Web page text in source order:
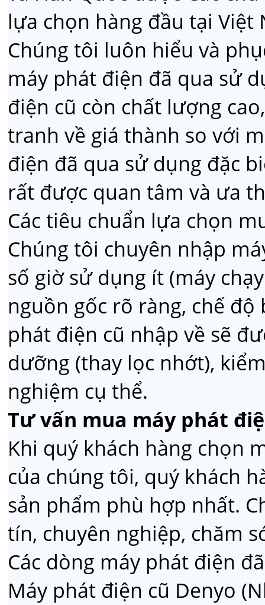
lựa chọn hàng đầu tại Việt
Chúng tôi luôn hiểu và
máy phát điện đã qua sử
điện cũ còn chất lượng
tranh về giá thành so với
điện đã qua sử dụng đặc
rất được quan tâm và ưa
Các tiêu chuẩn lựa chọn
Chúng tôi chuyên nhập
số giờ sử dụng ít (máy
nguồn gốc rõ ràng, chế
phát điện cũ nhập về sẽ
dưỡng (thay lọc nhớt),
nghiệm cụ thể.
Tư vấn mua máy phát
Khi quý khách hàng chọn
của chúng tôi, quý khách
sản phẩm phù hợp nhất.
tín, chuyên nghiệp, chăm
Các dòng máy phát điện
Máy phát điện cũ Denyo